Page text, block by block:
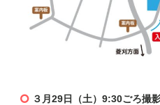
３月29日（土）9:30ごろ撮